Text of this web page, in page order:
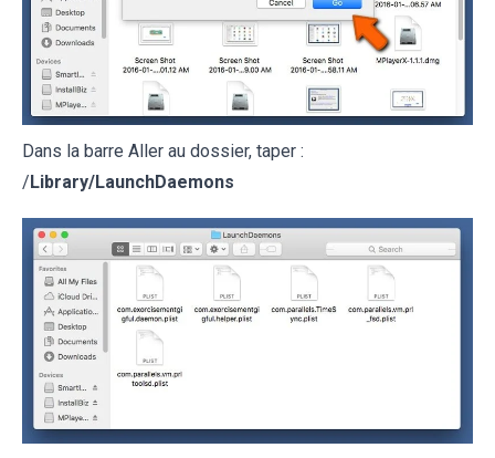
Dans la barre Aller au dossier, taper :
/ Library/LaunchDaemons